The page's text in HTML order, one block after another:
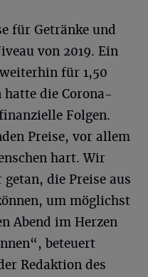
für Getränke und
von 2019. Ein
für 1,50
die Corona-
Folgen.
Preise, vor allem
hart. Wir
die Preise aus
um möglichst
Abend im Herzen
beteuert
Redaktion des